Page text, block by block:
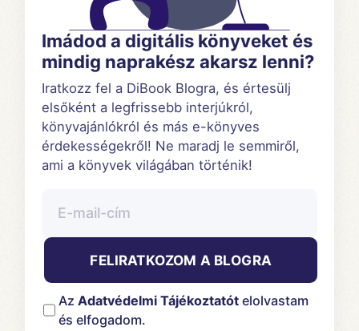
Imádod a digitális könyveket és
mindig naprakész akarsz lenni?
Iratkozz fel a DiBook Blogra, és értesülj
elsőként a legfrissebb interjúkról,
könyvajánlókról és más e-könyves
érdekességekről! Ne maradj le semmiről,
ami a könyvek világában történik!
FELIRATKOZOM A BLOGRA
Az Adatvédelmi Tájékoztatót elolvastam
és elfogadom.